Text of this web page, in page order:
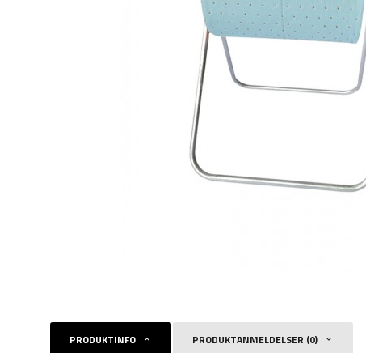
PRODUKTINFO PRODUKTANMELDELSER (0)